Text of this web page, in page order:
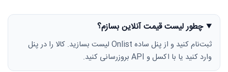
چطور لیست قیمت آنلاین بسازم؟
ثبت‌نام کنید و از پنل ساده Onlist لیست بسازید. کالا را در پنل
وارد کنید یا با اکسل و API بروزرسانی کنید.